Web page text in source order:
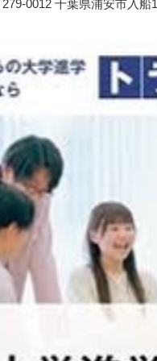
279-0012 千葉県浦安市入